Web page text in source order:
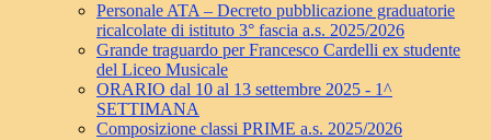
Personale ATA – Decreto pubblicazione graduatorie
ricalcolate di istituto 3° fascia a.s. 2025/2026
Grande traguardo per Francesco Cardelli ex studente
del Liceo Musicale
ORARIO dal 10 al 13 settembre 2025 - 1^
SETTIMANA
Composizione classi PRIME a.s. 2025/2026